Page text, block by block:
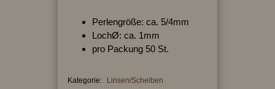
Perlengröße: ca. 5/4mm
LochØ: ca. 1mm
pro Packung 50 St.
Kategorie: Linsen/Scheiben